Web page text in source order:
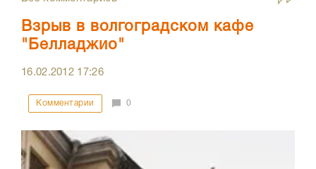
Взрыв в волгоградском кафе
"Белладжио"
16.02.2012 17:26
Комментарии 0